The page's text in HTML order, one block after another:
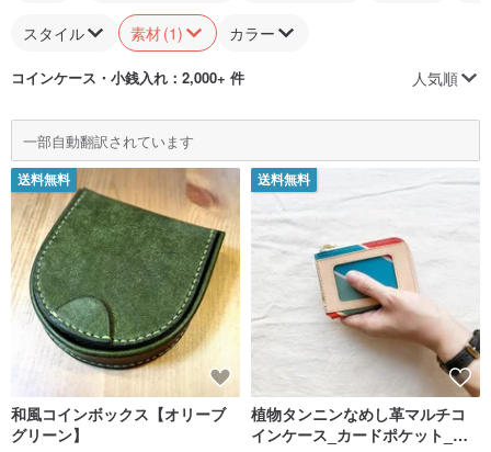
スタイル 素材(1) カラー
コインケース・小銭入れ ：2,000+ 件 人気順
一部自動翻訳されています
送料無料
和風コインボックス【オリーブ
グリーン】
送料無料
植物タンニンなめし革マルチコ
インケース_カードポケット_茄